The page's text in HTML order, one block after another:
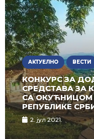
АКТУЕЛНО ВЕСТИ
КОНКУРС ЗА
СРЕДСТАВА ЗА
СА ОКУЋНИЦОМ
РЕПУБЛИКЕ
2. јул 2021.